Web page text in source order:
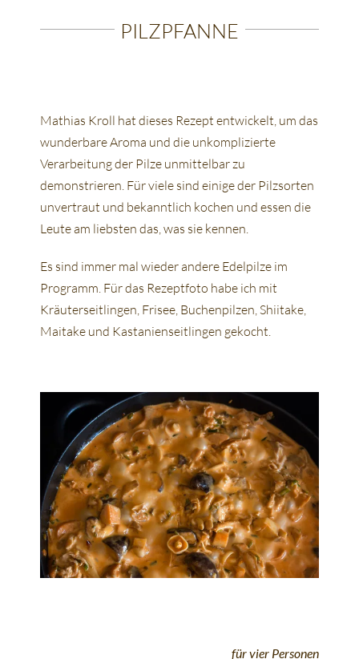
PILZPFANNE
Mathias Kroll hat dieses Rezept entwickelt, um das
wunderbare Aroma und die unkomplizierte
Verarbeitung der Pilze unmittelbar zu
demonstrieren. Für viele sind einige der Pilzsorten
unvertraut und bekanntlich kochen und essen die
Leute am liebsten das, was sie kennen.
Es sind immer mal wieder andere Edelpilze im
Programm. Für das Rezeptfoto habe ich mit
Kräuterseitlingen, Frisee, Buchenpilzen, Shiitake,
Maitake und Kastanienseitlingen gekocht.
für vier Personen